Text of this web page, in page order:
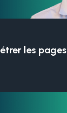
les pages